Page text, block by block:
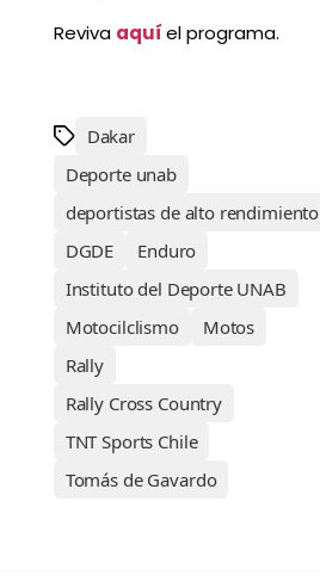
Reviva aquíel programa.
Dakar
Deporte unab
deportistas de alto rendimiento
DGDE
Enduro
Instituto del Deporte UNAB
Motocilclismo
Motos
Rally
Rally Cross Country
TNT Sports Chile
Tomás de Gavardo